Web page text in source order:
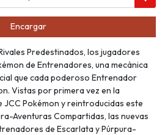
Encargar
Predestinados, los jugadores
de Entrenadores, una mecánica
que cada poderoso Entrenador
Vistas por primera vez en la
JCC Pokémon y reintroducidas este
Aventuras Compartidas, las nuevas
de Escarlata y Púrpura-